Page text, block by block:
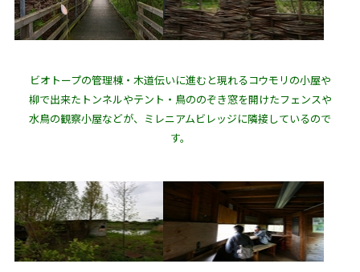
ビオトープの管理棟・木道伝いに進むと現れるコウモリの小屋や
柳で出来たトンネルやテント・鳥ののぞき窓を開けたフェンスや
水鳥の観察小屋などが、ミレニアムビレッジに隣接しているので
す。